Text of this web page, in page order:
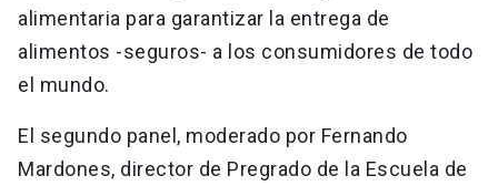
alimentaria para garantizar la entrega de
alimentos -seguros- a los consumidores de todo
el mundo.
El segundo panel, moderado por Fernando
Mardones, director de Pregrado de la Escuela de